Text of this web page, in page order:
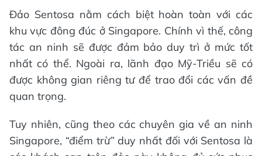
Đảo Sentosa nằm cách biệt hoàn toàn với các
khu vực đông đúc ở Singapore. Chính vì thế, công
tác an ninh sẽ được đảm bảo duy trì ở mức tốt
nhất có thể. Ngoài ra, lãnh đạo Mỹ-Triều sẽ có
được không gian riêng tư để trao đổi các vấn đề
quan trọng.
Tuy nhiên, cũng theo các chuyên gia về an ninh
Singapore, “điểm trừ” duy nhất đối với Sentosa là